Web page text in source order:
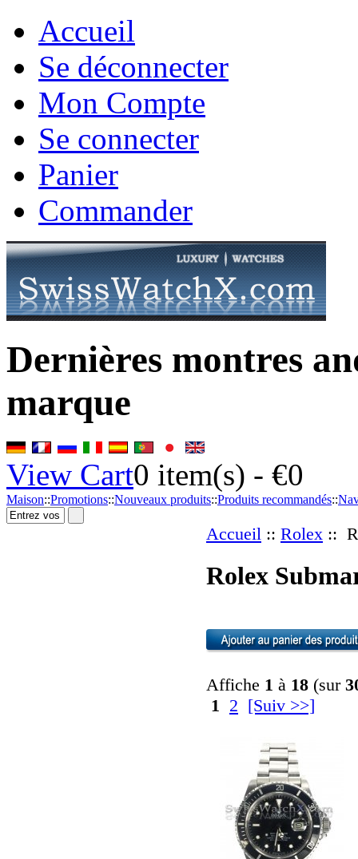
Accueil
Se déconnecter
Mon Compte
Se connecter
Panier
Commander
Dernières montres
marque
View Cart0 item(s) - €0
Maison::Promotions::Nouveaux produits::Produits recommandés::
Accueil :: Rolex ::
Rolex
Affiche 1 à 18 (sur
1
2 [Suiv >>]